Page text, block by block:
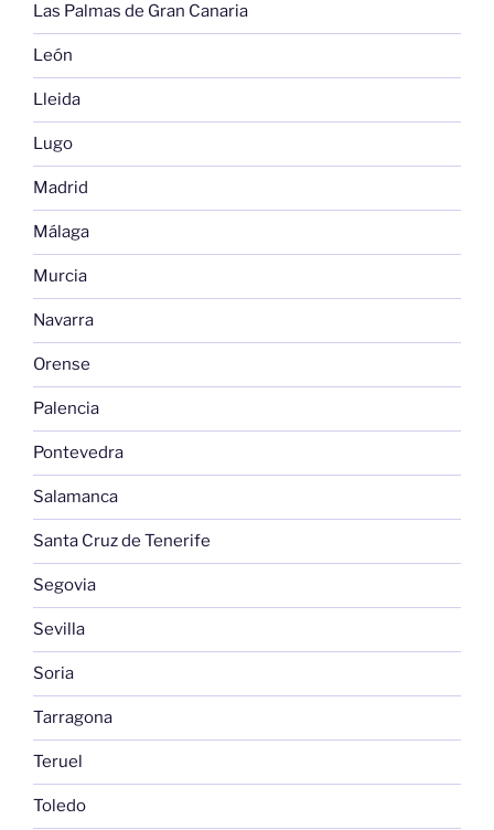
Las Palmas de Gran Canaria
León
Lleida
Lugo
Madrid
Málaga
Murcia
Navarra
Orense
Palencia
Pontevedra
Salamanca
Santa Cruz de Tenerife
Segovia
Sevilla
Soria
Tarragona
Teruel
Toledo